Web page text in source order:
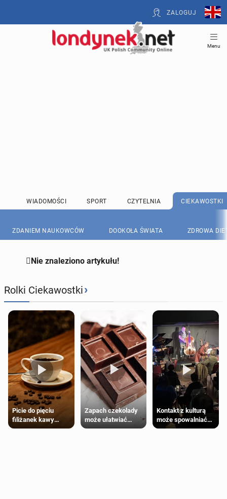
ZALOGUJ
Menu
WIADOMOŚCI SPORT CZYTELNIA CIEKAWOSTKI
ZDANIEM NAUKOWCÓW DOOKOŁA ŚWIATA ZDROWA
Nie znaleziono artykułu!
Rolki Ciekawostki›
Picie do pięciu
filiżanek kawy
dziennie jest
Zapach czekolady
może ułatwiać
trening siłowy
Kontakt z kulturą
może spowalniać
starzenie